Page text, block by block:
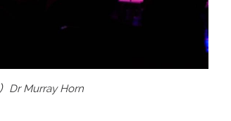
Dr Murray Horn